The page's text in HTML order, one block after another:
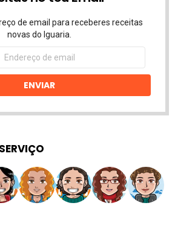
de email para receberes receitas
novas do Iguaria.
ENVIAR